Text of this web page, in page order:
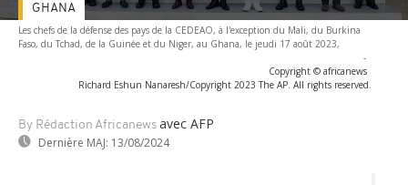
Les chefs de la défense des pays de la CEDEAO, à l'exception du Mali, du Burkina
Faso, du Tchad, de la Guinée et du Niger, au Ghana, le jeudi 17 août 2023,
-
Copyright © africanews
Richard Eshun Nanaresh/Copyright 2023 The AP. All rights reserved.
By Rédaction Africanews avec AFP
Dernière MAJ: 13/08/2024
GHANA